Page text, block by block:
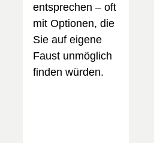
entsprechen – oft
mit Optionen, die
Sie auf eigene
Faust unmöglich
finden würden.